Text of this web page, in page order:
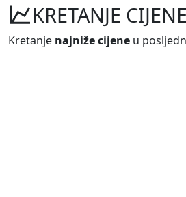
KRETANJE CIJENE
Kretanje najniže cijene u